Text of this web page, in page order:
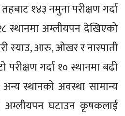
१४३ नमुना परीक्षण गर्दा
स्थानमा अम्लीयपन देखिएको
स्याउ, आरु, ओखर र नास्पाती
परीक्षण गर्दा १० स्थानमा बढी
स्थानको अवस्था सामान्य
घटाउन कृषकलाई